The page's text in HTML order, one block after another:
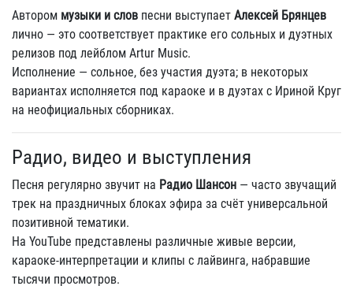
Автором музыки и слов песни выступает Алексей Брянцев
лично — это соответствует практике его сольных и дуэтных
релизов под лейблом Artur Music.
Исполнение — сольное, без участия дуэта; в некоторых
вариантах исполняется под караоке и в дуэтах с Ириной Круг
на неофициальных сборниках.
Радио, видео и выступления
Песня регулярно звучит на Радио Шансон — часто звучащий
трек на праздничных блоках эфира за счёт универсальной
позитивной тематики.
На YouTube представлены различные живые версии,
караоке-интерпретации и клипы с лайвинга, набравшие
тысячи просмотров.